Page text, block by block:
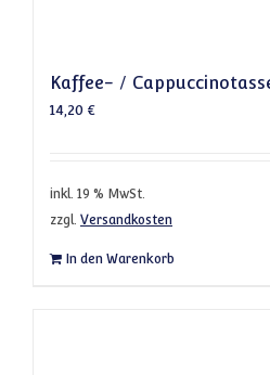
Kaffee- /
14,20 €
inkl. 19 % MwSt.
zzgl. Versandkosten
In den Warenkorb